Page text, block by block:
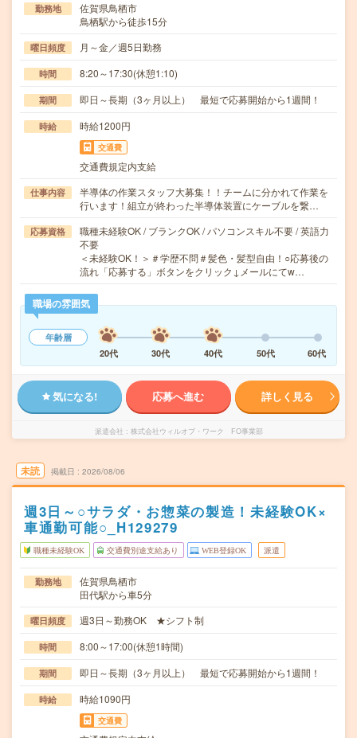
勤務地
佐賀県鳥栖市
鳥栖駅から徒歩15分
曜日頻度 月～金／週5日勤務
時間 8:20～17:30(休憩1:10)
期間 即日～長期（3ヶ月以上） 最短で応募開始から1週間！
時給 時給1200円
交通費
交通費規定内支給
仕事内容
半導体の作業スタッフ大募集！！チームに分かれて作業を
行います！組立が終わった半導体装置にケーブルを繋…
応募資格
職種未経験OK / ブランクOK / パソコンスキル不要 / 英語力
不要
＜未経験OK！＞＃学歴不問＃髪色・髪型自由！○応募後の
流れ「応募する」ボタンをクリック↓メールにてw…
職場の雰囲気
年齢層
20代
30代 40代 50代 60代
気になる! 応募へ進む 詳しく見る
派遣会社 株式会社ウィルオブ・ワーク FO事業部
未読 掲載日 2026/08/06
週3日～○サラダ・お惣菜の製造！未経験OK×
車通勤可能○_H129279
職種未経験OK 交通費別途支給あり WEB登録OK 派遣
勤務地
佐賀県鳥栖市
田代駅から車5分
曜日頻度 週3日～勤務OK ★シフト制
時間 8:00～17:00(休憩1時間)
期間 即日～長期（3ヶ月以上） 最短で応募開始から1週間！
時給 時給1090円
交通費